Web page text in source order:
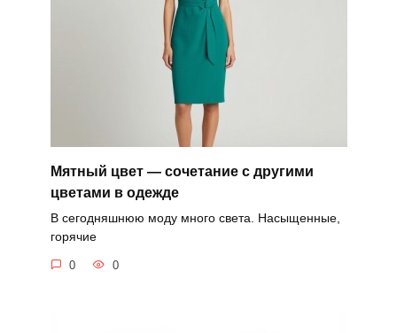
Мятный цвет — сочетание с другими
цветами в одежде
В сегодняшнюю моду много света. Насыщенные,
горячие
0 0